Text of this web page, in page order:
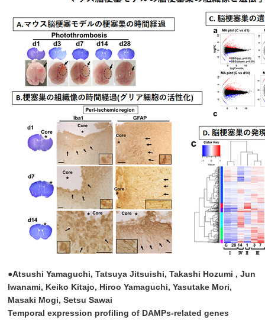
●Atsushi Yamaguchi, Tatsuya Jitsuishi, Takashi Hozumi , Jun
Iwanami, Keiko Kitajo, Hiroo Yamaguchi, Yasutake Mori,
Masaki Mogi, Setsu Sawai
Temporal expression profiling of DAMPs-related genes